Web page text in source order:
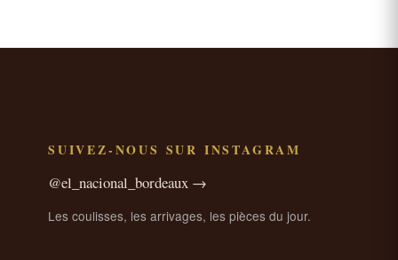
SUIVEZ-NOUS SUR INSTAGRAM
@el_nacional_bordeaux →
Les coulisses, les arrivages, les pièces du jour.